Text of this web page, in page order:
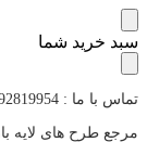
پرش
به
پرش
به
سبد خرید شما
تماس با ما : 09192819954
مرجع طرح های لایه